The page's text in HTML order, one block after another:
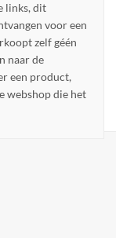
links, dit
voor een
zelf géén
naar de
een product,
webshop die het